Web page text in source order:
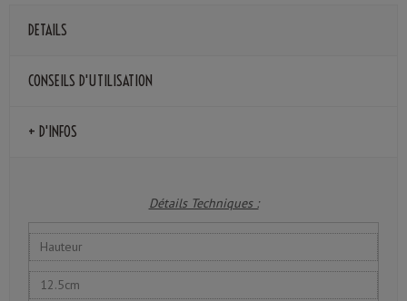
DETAILS
CONSEILS D'UTILISATION
+ D'INFOS
Détails Techniques :
Hauteur
12.5cm